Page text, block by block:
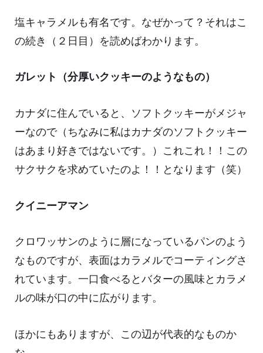
塩キャラメルも有名です。なぜかって？それはこ
の続き（２日目）を読めばわかります。
ガレット（分厚いクッキーのようなもの）
カナダに住んでいると、ソフトクッキーがメジャ
ーなので（ちなみに私はカナダのソフトクッキー
はあまり好きではないです。）これこれ！！この
サクサクを求めていたのよ！！となります（笑）
クイニーアマン
クロワッサンのように層になっているパンのよう
なものですが、表面はカラメルでコーティングさ
れています。一口食べるとバターの風味とカラメ
ルの味が口の中に広がります。
ほかにもありますが、この辺が代表的なものか